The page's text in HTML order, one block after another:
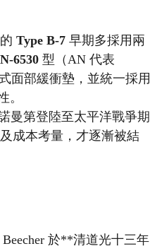
Type B-7 早期多採用兩
6530 型（AN 代表
面部緩衝墊，並統一採用
。
曼第登陸至太平洋戰爭期
成本考量，才逐漸被結
於**清道光十三年